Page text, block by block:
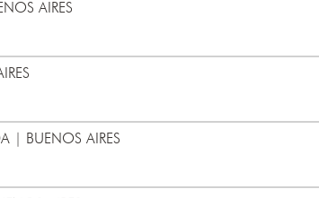
AIRES
| BUENOS AIRES